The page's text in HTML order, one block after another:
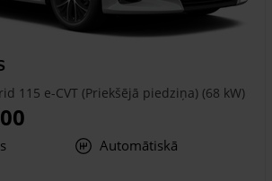
115 e-CVT (Priekšējā piedziņa) (68 kW)
Automātiskā